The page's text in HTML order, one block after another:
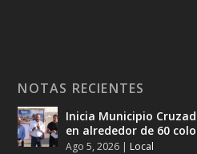
NOTAS RECIENTES
Inicia Municipio
en alrededor de 60
Ago 5, 2026 | Local